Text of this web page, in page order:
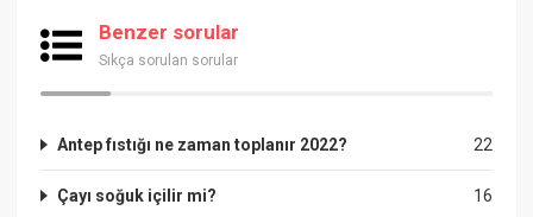
Benzer sorular
Sıkça sorulan sorular
22
Antep fıstığı ne zaman toplanır 2022?
16
Çayı soğuk içilir mi?